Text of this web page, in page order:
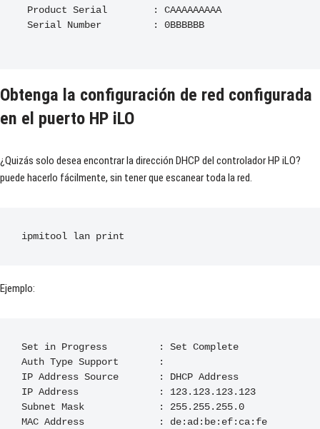
Product Serial :
CAAAAAAAAA
Serial Number : 0BBBBBB
Obtenga la configuración de red configurada
en el puerto HP iLO
¿Quizás solo desea encontrar la dirección DHCP del controlador HP iLO?
puede hacerlo fácilmente, sin tener que escanear toda la red.
ipmitool lan print
Ejemplo:
Set in Progress : Set Complete
Auth Type Support
:
IP Address Source : DHCP Address
IP Address : 123.123 . 123.123
Subnet Mask : 255.255 . 255.0
MAC Address : de : ad : be : ef : ca : fe